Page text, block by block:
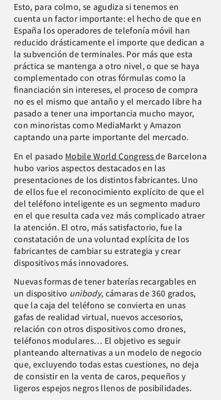
Esto, para colmo, se agudiza si tenemos en
cuenta un factor importante: el hecho de que en
España los operadores de telefonía móvil han
reducido drásticamente el importe que dedican a
la subvención de terminales. Por más que esta
práctica se mantenga a otro nivel, o que se haya
complementado con otras fórmulas como la
financiación sin intereses, el proceso de compra
no es el mismo que antaño y el mercado libre ha
pasado a tener una importancia mucho mayor,
con minoristas como MediaMarkt y Amazon
captando una parte importante del mercado.
En el pasado Mobile World Congressde Barcelona
hubo varios aspectos destacados en las
presentaciones de los distintos fabricantes. Uno
de ellos fue el reconocimiento explícito de que el
del teléfono inteligente es un segmento maduro
en el que resulta cada vez más complicado atraer
la atención. El otro, más satisfactorio, fue la
constatación de una voluntad explícita de los
fabricantes de cambiar su estrategia y crear
dispositivos más innovadores.
Nuevas formas de tener baterías recargables en
un dispositivo unibody, cámaras de 360 grados,
que la caja del teléfono se convierta en unas
gafas de realidad virtual, nuevos accesorios,
relación con otros dispositivos como drones,
teléfonos modulares… El objetivo es seguir
planteando alternativas a un modelo de negocio
que, excluyendo todas estas cuestiones, no deja
de consistir en la venta de caros, pequeños y
ligeros espejos negros llenos de posibilidades.